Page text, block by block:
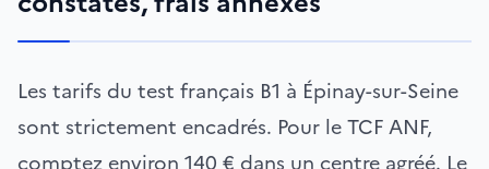
Les tarifs du test français B1 à Épinay-sur-Seine
sont strictement encadrés. Pour le TCF ANF,
comptez environ 140 € dans un centre agréé. Le